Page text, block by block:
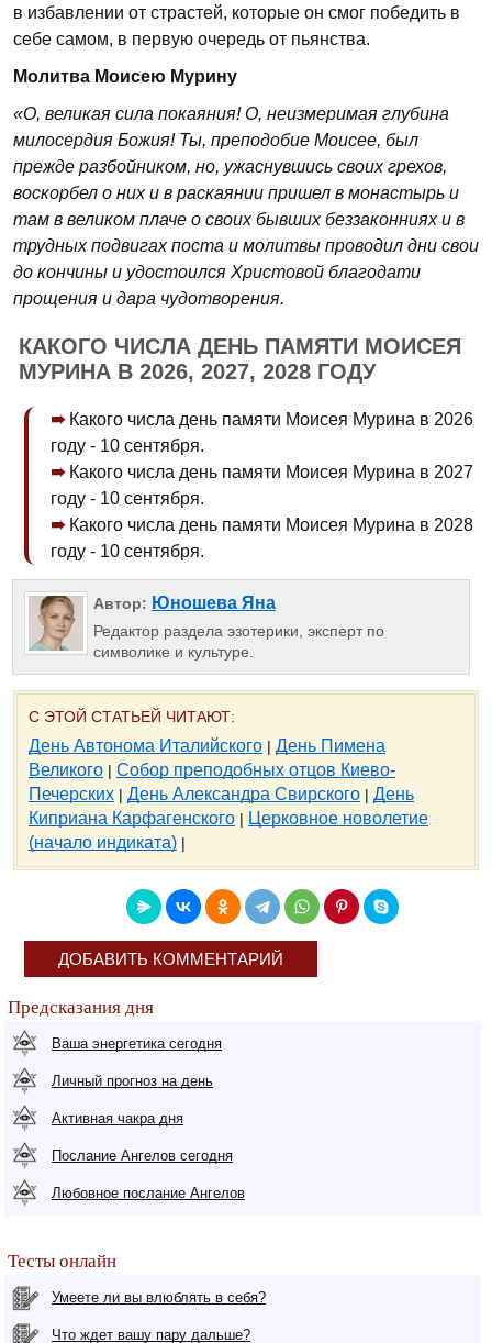
в избавлении от страстей, которые он смог победить в
себе самом, в первую очередь от пьянства.
Молитва Моисею Мурину
«О, великая сила покаяния! О, неизмеримая глубина
милосердия Божия! Ты, преподобие Моисее, был
прежде разбойником, но, ужаснувшись своих грехов,
воскорбел о них и в раскаянии пришел в монастырь и
там в великом плаче о своих бывших беззаконниях и в
трудных подвигах поста и молитвы проводил дни свои
до кончины и удостоился Христовой благодати
прощения и дара чудотворения.
КАКОГО ЧИСЛА ДЕНЬ ПАМЯТИ МОИСЕЯ
МУРИНА В 2026, 2027, 2028 ГОДУ
Какого числа день памяти Моисея Мурина в 2026
году - 10 сентября.
Какого числа день памяти Моисея Мурина в 2027
году - 10 сентября.
Какого числа день памяти Моисея Мурина в 2028
году - 10 сентября.
Автор: Юношева Яна
Редактор раздела эзотерики, эксперт по
символике и культуре.
С ЭТОЙ СТАТЬЕЙ ЧИТАЮТ:
День Автонома Италийского | День Пимена
Великого | Собор преподобных отцов Киево-
Печерских | День Александра Свирского | День
Киприана Карфагенского | Церковное новолетие
(начало индиката) |
ДОБАВИТЬ КОММЕНТАРИЙ
Предсказания дня
Ваша энергетика сегодня
Личный прогноз на день
Активная чакра дня
Послание Ангелов сегодня
Любовное послание Ангелов
Тесты онлайн
Умеете ли вы влюблять в себя?
Что ждет вашу пару дальше?